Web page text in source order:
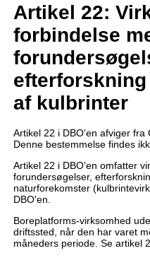
Artikel 22:
forbindelse
af kulbrinter
Artikel 22 i DBO'en afviger fra
Denne bestemmelse findes
Artikel 22 i DBO'en omfatter
forundersøgelser,
naturforekomster
DBO'en.
Boreplatforms-virksomhed
driftssted, når den har varet
måneders periode. Se artikel